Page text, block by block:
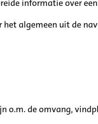
informatie over
algemeen uit de
o.m. de omvang,